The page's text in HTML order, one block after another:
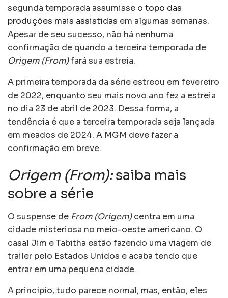
segunda temporada assumisse o topo das
produções mais assistidas em algumas semanas.
Apesar de seu sucesso, não há nenhuma
confirmação de quando a terceira temporada de
Origem (From)fará sua estreia.
A primeira temporada da série estreou em fevereiro
de 2022, enquanto seu mais novo ano fez a estreia
no dia 23 de abril de 2023. Dessa forma, a
tendência é que a terceira temporada seja lançada
em meados de 2024. A MGM deve fazer a
confirmação em breve.
Origem (From):saiba mais
sobre a série
O suspense de From (Origem)centra em uma
cidade misteriosa no meio-oeste americano. O
casal Jim e Tabitha estão fazendo uma viagem de
trailer pelo Estados Unidos e acaba tendo que
entrar em uma pequena cidade.
A princípio, tudo parece normal, mas, então, eles